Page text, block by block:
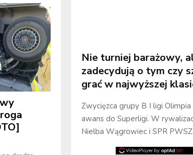
Nie turniej barażowy,
zadecydują o tym czy
grać w najwyższej
Zwycięzca grupy B I ligi
awans do Superligi. W
Nielba Wągrowiec i SPR